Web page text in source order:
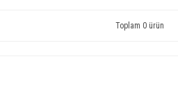
Toplam 0 ürün